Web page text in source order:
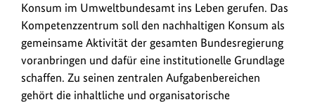
Konsum im Umweltbundesamt ins Leben gerufen. Das
Kompetenzzentrum soll den nachhaltigen Konsum als
gemeinsame Aktivität der gesamten Bundesregierung
voranbringen und dafür eine institutionelle Grundlage
schaffen. Zu seinen zentralen Aufgabenbereichen
gehört die inhaltliche und organisatorische